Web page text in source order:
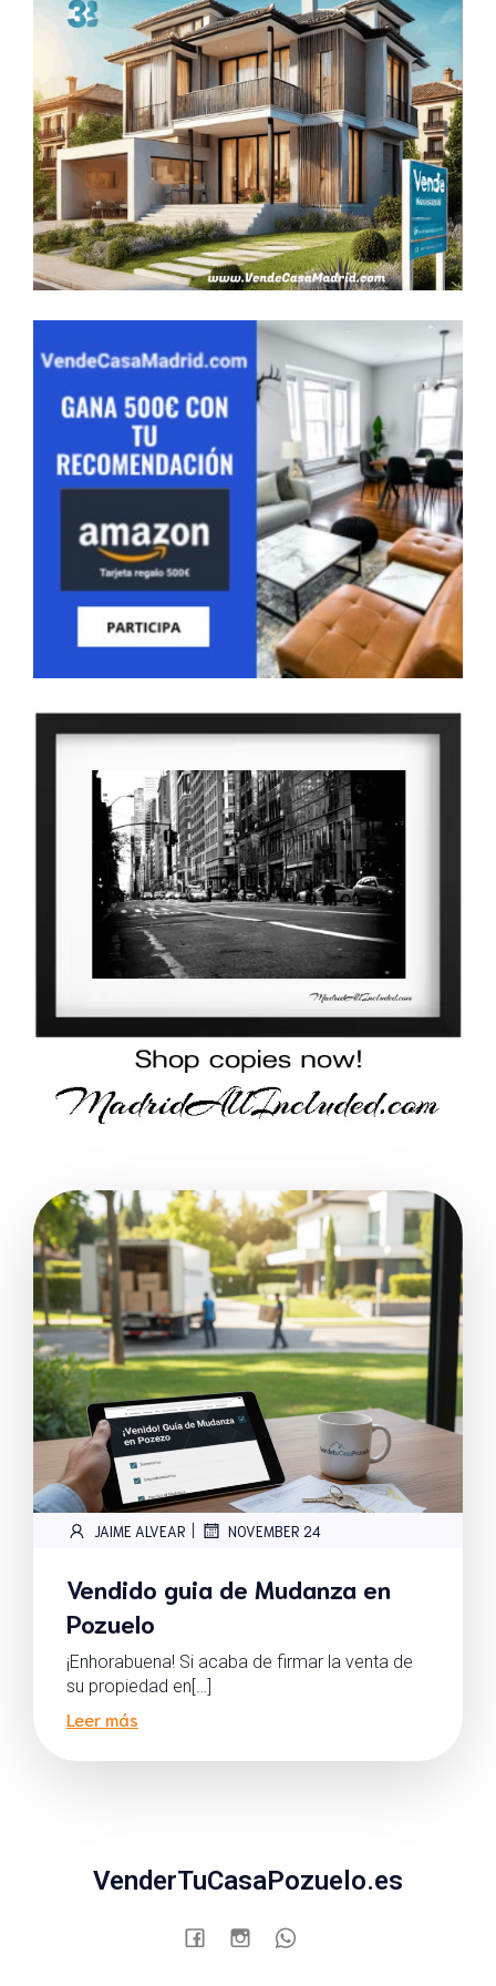
JAIME ALVEAR | NOVEMBER 24
Vendido guia de Mudanza en
Pozuelo
¡Enhorabuena! Si acaba de firmar la venta de
su propiedad en[…]
Leer más
VenderTuCasaPozuelo.es